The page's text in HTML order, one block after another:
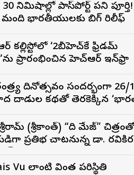
30 నిమిషాల్లో పాస్‌పోర్ట్ పని
మంది భారతీయులకు బిగ్ రిలీఫ్
కల్లిస్టోలో ‘2బీహెచ్‌కే ఫ్రీడమ్
ప్రారంభించిన జీహెచ్ఆర్ ఇన్‌ఫ్రా
దినోత్సవం సందర్భంగా 26/
దాడుల కథతో తెరకెక్కిన
(శ్రీకాంత్) “ది మేజ్”
ప్రతిభ చాటనున్న డా.
Vu లాంటి వింత పరిస్థితి